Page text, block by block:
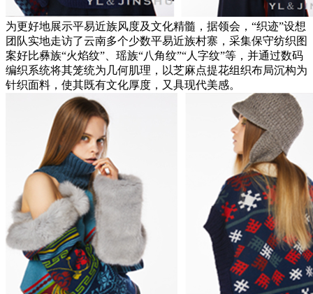
为更好地展示平易近族风度及文化精髓，据领会，“织迹”设想
团队实地走访了云南多个少数平易近族村寨，采集保守纺织图
案好比彝族“火焰纹”、瑶族“八角纹”“人字纹”等，并通过数码
编织系统将其笼统为几何肌理，以芝麻点提花组织布局沉构为
针织面料，使其既有文化厚度，又具现代美感。